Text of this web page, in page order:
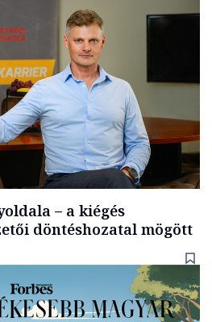
– a kiégés
döntéshozatal mögött